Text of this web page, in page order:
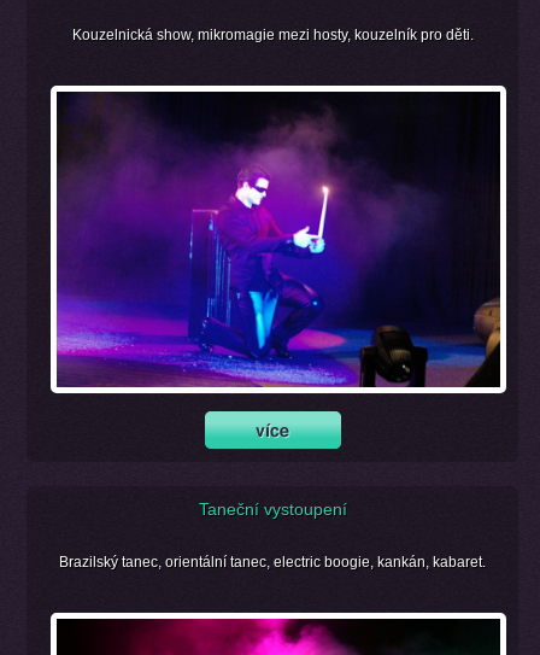
Kouzelnická show, mikromagie mezi hosty, kouzelník pro děti.
Taneční vystoupení
Brazilský tanec, orientální tanec, electric boogie, kankán, kabaret.